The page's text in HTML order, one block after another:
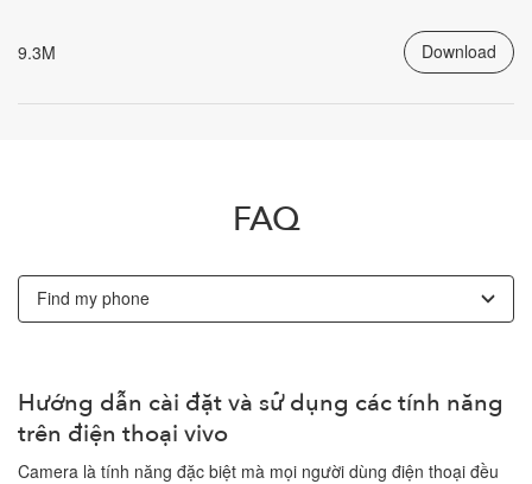
9.3M Download
FAQ
Find my phone
Hướng dẫn cài đặt và sử dụng các tính năng
trên điện thoại vivo
Camera là tính năng đặc biệt mà mọi người dùng điện thoại đều